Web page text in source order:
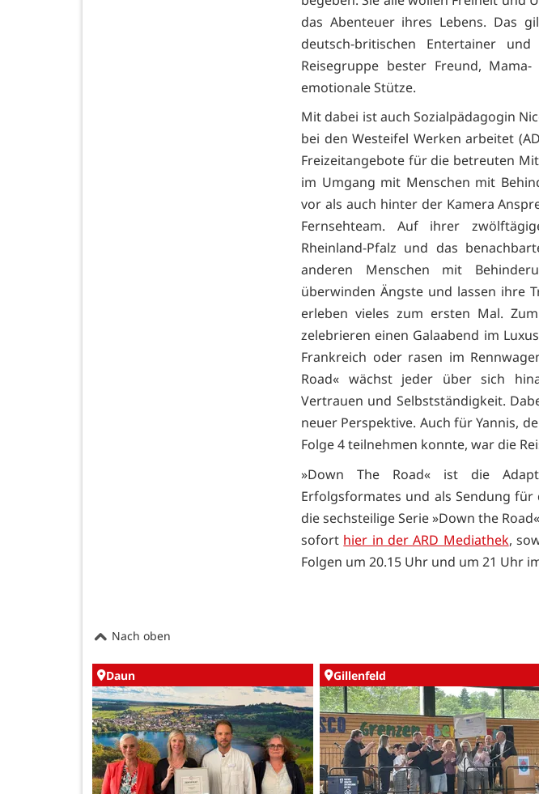
das Abenteuer ihres Lebens. Das
deutsch-britischen Entertainer
Reisegruppe bester Freund,
emotionale Stütze.
Mit dabei ist auch Sozialpädagogin
bei den Westeifel Werken arbeitet
Freizeitangebote für die betreuten
im Umgang mit Menschen mit
vor als auch hinter der Kamera
Fernsehteam. Auf ihrer
Rheinland-Pfalz und das
anderen Menschen mit
überwinden Ängste und lassen ihre
erleben vieles zum ersten Mal.
zelebrieren einen Galaabend im
Frankreich oder rasen im
Road« wächst jeder über sich
Vertrauen und Selbstständigkeit.
neuer Perspektive. Auch für Yannis,
Folge 4 teilnehmen konnte, war die
»Down The Road« ist die
Erfolgsformates und als Sendung für
die sechsteilige Serie »Down the
sofort hier in der ARD Mediathek,
Folgen um 20.15 Uhr und um 21 Uhr
Nach oben
Daun Gillenfeld